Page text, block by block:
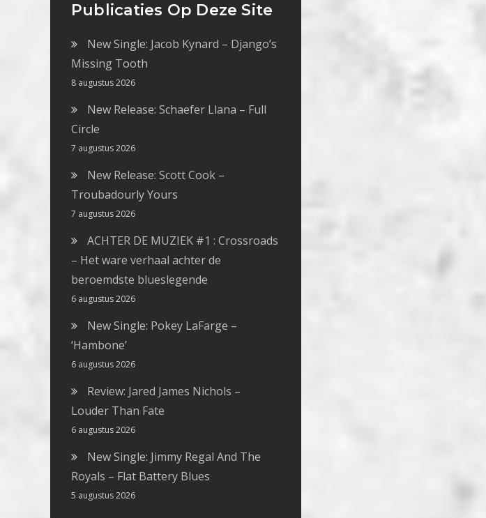
Publicaties Op Deze Site
New Single: Jacob Kynard – Django’s
Missing Tooth
8 augustus 2026
New Release: Schaefer Llana – Full
Circle
7 augustus 2026
New Release: Scott Cook –
Troubadourly Yours
7 augustus 2026
ACHTER DE MUZIEK #1 : Crossroads
– Het ware verhaal achter de
beroemdste blueslegende
6 augustus 2026
New Single: Pokey LaFarge –
‘Hambone’
6 augustus 2026
Review: Jared James Nichols –
Louder Than Fate
6 augustus 2026
New Single: Jimmy Regal And The
Royals – Flat Battery Blues
5 augustus 2026